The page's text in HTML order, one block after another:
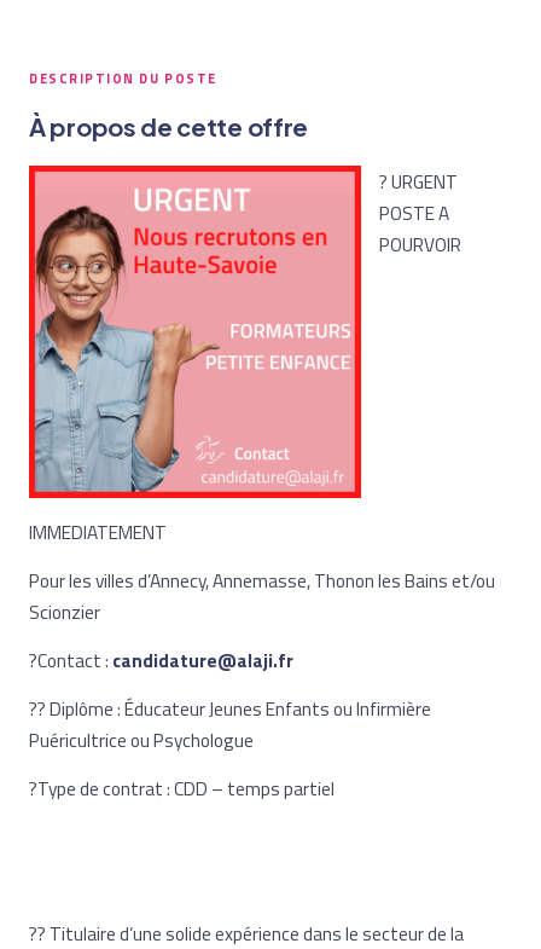
DESCRIPTION DU POSTE
À propos de cette offre
? URGENT
POSTE A
POURVOIR
IMMEDIATEMENT
Pour les villes d’Annecy, Annemasse, Thonon les Bains et/ou
Scionzier
?Contact : candidature@alaji.fr
?‍? Diplôme : Éducateur Jeunes Enfants ou Infirmière
Puéricultrice ou Psychologue
?Type de contrat : CDD – temps partiel
?‍? Titulaire d’une solide expérience dans le secteur de la